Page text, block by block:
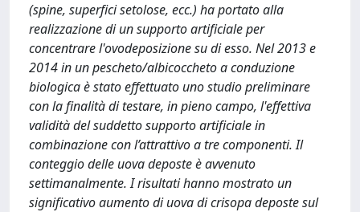
(spine, superfici setolose, ecc.) ha portato alla
realizzazione di un supporto artificiale per
concentrare l'ovodeposizione su di esso. Nel 2013 e
2014 in un pescheto/albicoccheto a conduzione
biologica è stato effettuato uno studio preliminare
con la finalità di testare, in pieno campo, l'effettiva
validità del suddetto supporto artificiale in
combinazione con l’attrattivo a tre componenti. Il
conteggio delle uova deposte è avvenuto
settimanalmente. I risultati hanno mostrato un
significativo aumento di uova di crisopa deposte sul